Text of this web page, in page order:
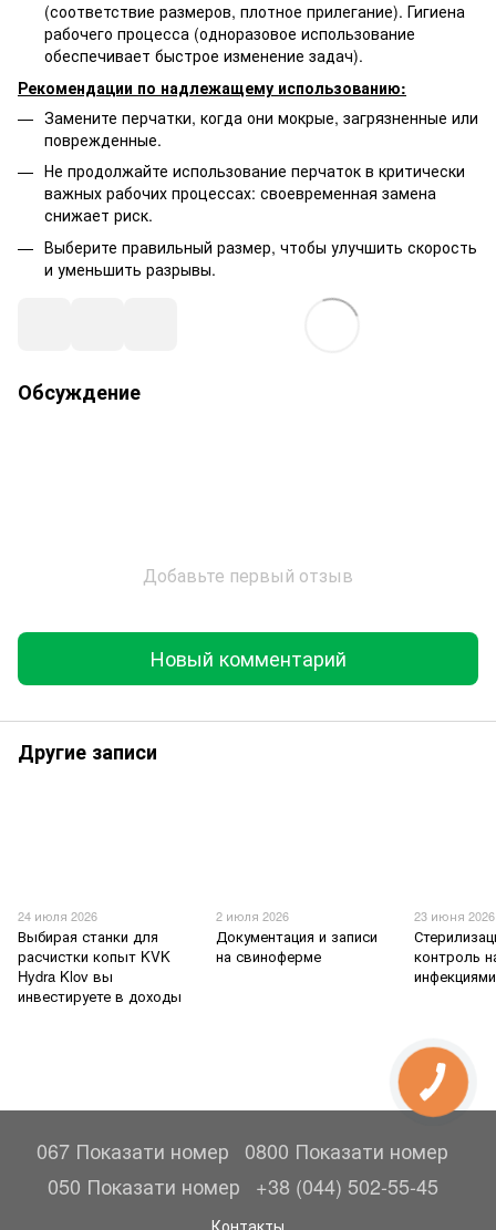
(соответствие размеров, плотное прилегание). Гигиена
рабочего процесса (одноразовое использование
обеспечивает быстрое изменение задач).
Рекомендации по надлежащему использованию:
Замените перчатки, когда они мокрые, загрязненные или
поврежденные.
Не продолжайте использование перчаток в критически
важных рабочих процессах: своевременная замена
снижает риск.
Выберите правильный размер, чтобы улучшить скорость
и уменьшить разрывы.
Обсуждение
Добавьте первый отзыв
Новый комментарий
Другие записи
24 июля 2026
Выбирая станки для
расчистки копыт KVK
Hydra Klov вы
инвестируете в доходы
2 июля 2026
Документация и записи
на свиноферме
23 июня 2026
контроль
инфекциями
067 Показати номер
0800 Показати номер
050 Показати номер
+38 (044) 502-55-45
Контакты